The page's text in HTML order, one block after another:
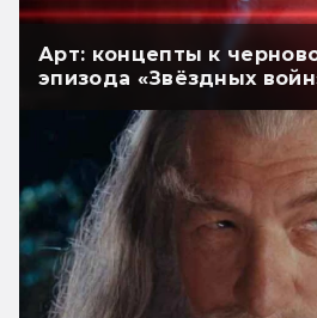
Арт: концепты к
эпизода «Звёздных